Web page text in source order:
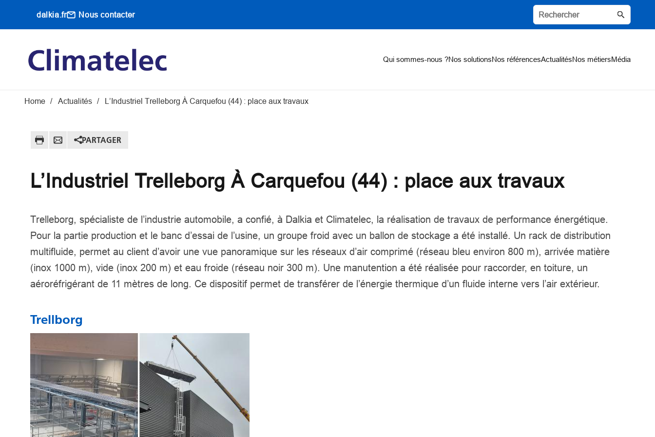
dalkia.fr Nous contacter
Qui sommes-nous ?Nos solutionsNos référencesActualitésNos métiersMédia
Fil d'Ariane
Home Actualités L’Industriel Trelleborg À Carquefou (44) : place aux travaux
PARTAGER
L’Industriel Trelleborg À Carquefou (44) : place aux travaux
Trelleborg, spécialiste de l’industrie automobile, a confié, à Dalkia et Climatelec, la réalisation de travaux de performance énergétique.
Pour la partie production et le banc d’essai de l’usine, un groupe froid avec un ballon de stockage a été installé. Un rack de distribution
multifluide, permet au client d’avoir une vue panoramique sur les réseaux d’air comprimé (réseau bleu environ 800 m), arrivée matière
(inox 1000 m), vide (inox 200 m) et eau froide (réseau noir 300 m). Une manutention a été réalisée pour raccorder, en toiture, un
aéroréfrigérant de 11 mètres de long. Ce dispositif permet de transférer de l’énergie thermique d’un fluide interne vers l’air extérieur.
Trellborg